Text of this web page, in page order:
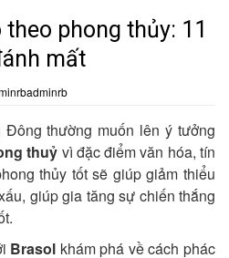
phong thủy: 11
mất
thường muốn lên ý tưởng
thuỷ vì đặc điểm văn hóa, tín
thủy tốt sẽ giúp giảm thiểu
giúp gia tăng sự chiến thắng
Brasol khám phá về cách phác